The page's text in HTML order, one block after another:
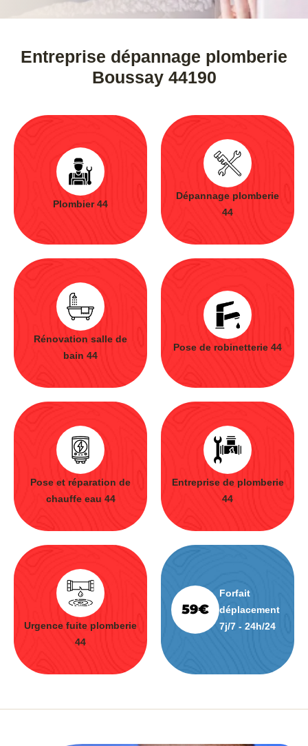
Entreprise dépannage plomberie
Boussay 44190
Plombier 44
Dépannage plomberie
44
Rénovation salle de
bain 44
Pose de robinetterie 44
Pose et réparation de
chauffe eau 44
Entreprise de plomberie
44
Urgence fuite plomberie
44
Forfait
déplacement
7j/7 - 24h/24